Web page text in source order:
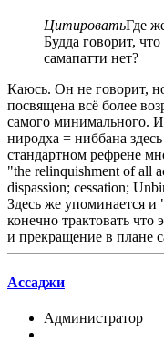
ЦитироватьГде
Будда говорит,
самапатти нет?
Каюсь. Он не говорит,
посвящена всё более
самого минимального.
ниродха = ниббана
стандартном рефрене
"the relinquishment of all
dispassion; cessation;
Здесь же упоминается
конечно трактовать
и прекращение в плане
Ассаджи
Администратор